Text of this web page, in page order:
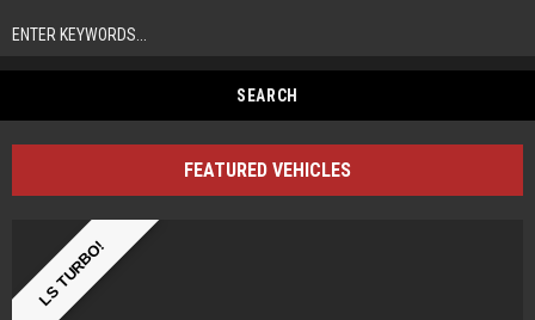
FEATURED VEHICLES
LS TURBO!